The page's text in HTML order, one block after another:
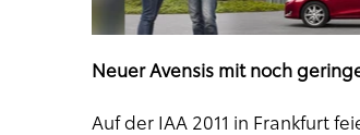
Neuer Avensis mit noch
Auf der IAA 2011 in Frankfurt